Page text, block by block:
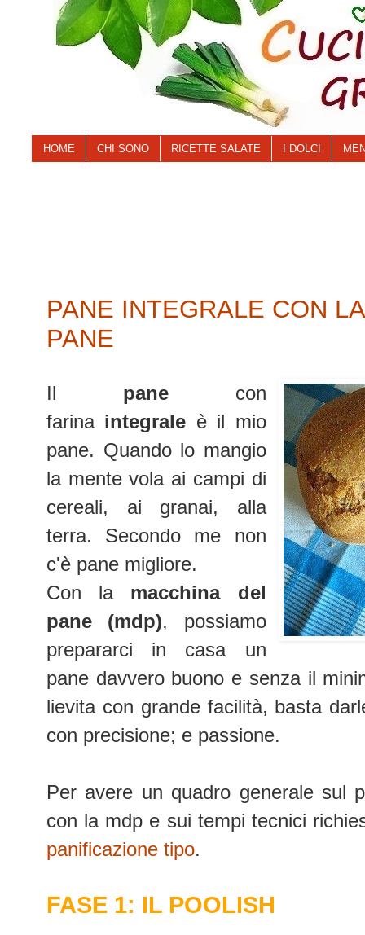
HOME CHI SONO RICETTE SALATE I DOLCI
PANE INTEGRALE CON
PANE
Il pane con
farinaintegrale è il mio
pane. Quando lo mangio
la mente vola ai campi di
cereali, ai granai, alla
terra. Secondo me non
c'è pane migliore.
Con la macchina del
pane
(mdp), possiamo
prepararci in casa un
pane davvero buono e senza il
lievita con grande facilità, basta
con precisione; e passione.
Per avere un quadro generale sul
con la mdp e sui tempi tecnici
panificazione tipo.
FASE 1: IL POOLISH